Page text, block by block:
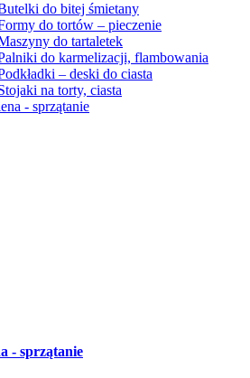
do bitej śmietany
do tortów – pieczenie
do tartaletek
do karmelizacji, flambowania
– deski do ciasta
na torty, ciasta
- sprzątanie